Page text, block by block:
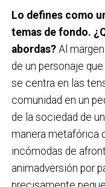
Lo defines como
temas de fondo.
abordas? Al
de un personaje
se centra en las
comunidad en un
de la sociedad de
manera metafórica
incómodas de
animadversión por